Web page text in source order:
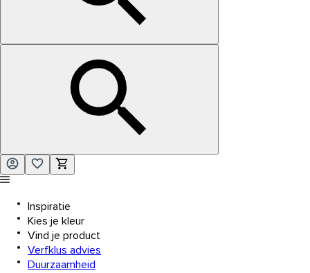
Inspiratie
Kies je kleur
Vind je product
Verfklus advies
Duurzaamheid